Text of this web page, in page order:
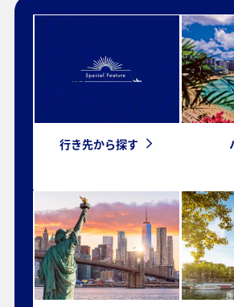
・表示金額は選択いただいた条件でのもっと
・表示金額と空席状況は最新ではない場合があ
ンより最新の空席照会結果をご確認ください。
・「＊」は現在金額が確認できない都市・日
結果画面にて最新の情報をご確認ください。
燃油特別付加運賃、航
他の各種税金、料金などが含まれます。発券
動する可能性があります。
検索する
行き先から探す